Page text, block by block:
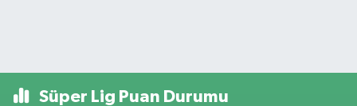
Süper Lig Puan Durumu